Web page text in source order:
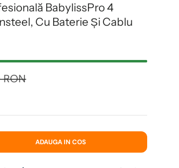
BabylissPro 4
Cu Baterie Și Cablu
RON
ADAUGA IN COS